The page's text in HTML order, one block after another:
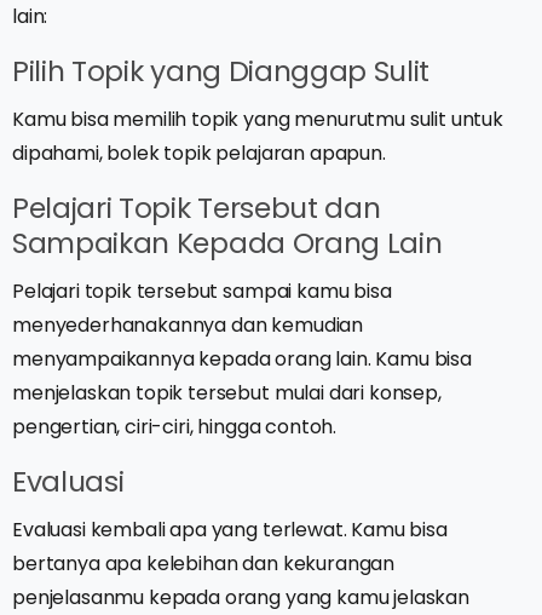
lain:
Pilih Topik yang Dianggap Sulit
Kamu bisa memilih topik yang menurutmu sulit untuk
dipahami, bolek topik pelajaran apapun.
Pelajari Topik Tersebut dan
Sampaikan Kepada Orang Lain
Pelajari topik tersebut sampai kamu bisa
menyederhanakannya dan kemudian
menyampaikannya kepada orang lain. Kamu bisa
menjelaskan topik tersebut mulai dari konsep,
pengertian, ciri-ciri, hingga contoh.
Evaluasi
Evaluasi kembali apa yang terlewat. Kamu bisa
bertanya apa kelebihan dan kekurangan
penjelasanmu kepada orang yang kamu jelaskan